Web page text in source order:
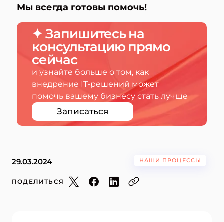
Мы всегда готовы помочь!
✦ Запишитесь на
консультацию прямо
сейчас
и узнайте больше о том, как
внедрение IT-решений может
помочь вашему бизнесу стать лучше
Записаться
29.03.2024 НАШИ ПРОЦЕССЫ
ПОДЕЛИТЬСЯ